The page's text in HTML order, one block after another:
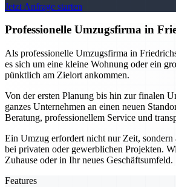
Jetzt Anfrage starten
Professionelle Umzugsfirma in
Als professionelle Umzugsfirma in
es sich um eine kleine Wohnung oder ein
pünktlich am Zielort ankommen.
Von der ersten Planung bis hin zur finalen
ganzes Unternehmen an einen neuen
Beratung, professionellem Service und
Ein Umzug erfordert nicht nur Zeit,
bei privaten oder gewerblichen Projekten.
Zuhause oder in Ihr neues Geschäftsumfeld.
Features